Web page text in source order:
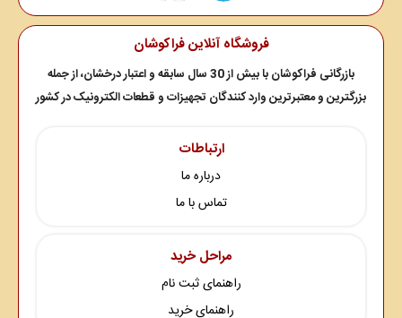
فروشگاه آنلاین فراکوشان
بازرگانی فراکوشان با بیش از 30 سال سابقه و اعتبار درخشان، از جمله
بزرگترین و معتبرترین وارد کنندگان تجهیزات و قطعات الکترونیک در کشور
ارتباطات
درباره ما
تماس با ما
مراحل خرید
راهنمای ثبت نام
راهنمای خرید